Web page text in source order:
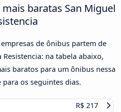
baratas San Miguel
de ônibus partem de
na tabela abaixo,
baratos para um ônibus nessa
para os seguintes dias.
R$ 217